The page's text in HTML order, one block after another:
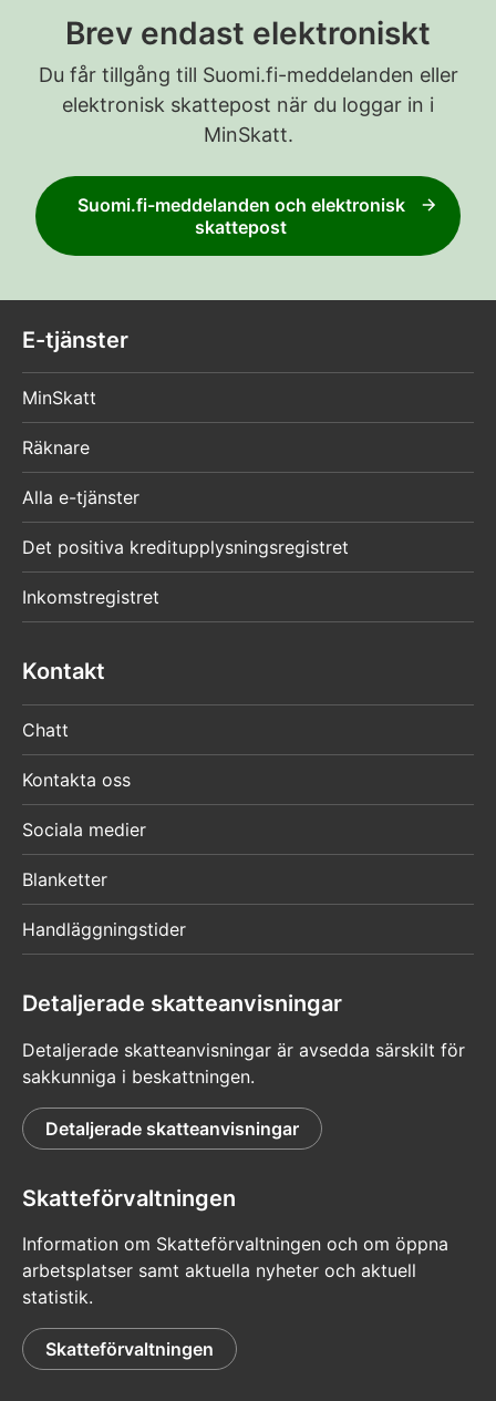
Brev endast elektroniskt
Du får tillgång till Suomi.fi-meddelanden eller
elektronisk skattepost när du loggar in i
MinSkatt.
Suomi.fi-meddelanden och elektronisk
skattepost
E-tjänster
MinSkatt
Räknare
Alla e-tjänster
Det positiva kreditupplysningsregistret
Inkomstregistret
Kontakt
Chatt
Kontakta oss
Sociala medier
Blanketter
Handläggningstider
Detaljerade skatteanvisningar
Detaljerade skatteanvisningar är avsedda särskilt för
sakkunniga i beskattningen.
Detaljerade skatteanvisningar
Skatteförvaltningen
Information om Skatteförvaltningen och om öppna
arbetsplatser samt aktuella nyheter och aktuell
statistik.
Skatteförvaltningen